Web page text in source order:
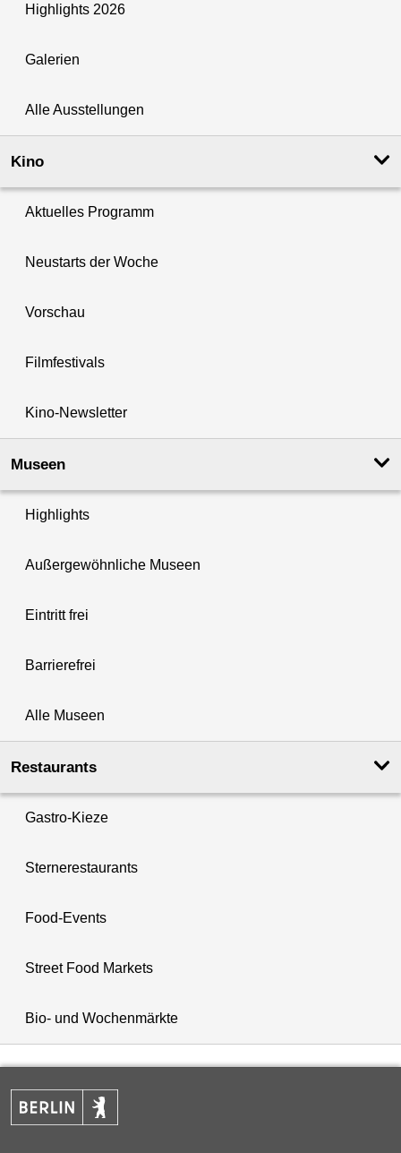
Highlights 2026
Galerien
Alle Ausstellungen
Kino
Aktuelles Programm
Neustarts der Woche
Vorschau
Filmfestivals
Kino-Newsletter
Museen
Highlights
Außergewöhnliche Museen
Eintritt frei
Barrierefrei
Alle Museen
Restaurants
Gastro-Kieze
Sternerestaurants
Food-Events
Street Food Markets
Bio- und Wochenmärkte